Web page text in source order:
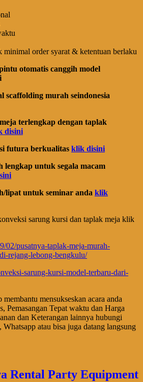
minimal order syarat & ketentuan berlaku
otomatis canggih model
scaffolding murah seindonesia
terlengkap dengan taplak
disini
futura berkualitas klik disini
lengkap untuk segala macam
lipat untuk seminar anda klik
sarung kursi dan taplak meja klik
02/pusatnya-taplak-meja-murah-
rejang-lebong-bengkulu/
sarung-kursi-model-terbaru-dari-
membantu mensukseskan acara anda
Pemasangan Tepat waktu dan Harga
dan Keterangan lainnya hubungi
atau bisa juga datang langsung
Rental Party Equipment